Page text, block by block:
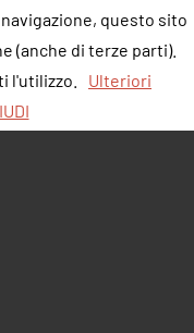
questo sito
(anche di terze parti).
l'utilizzo.
Ulteriori